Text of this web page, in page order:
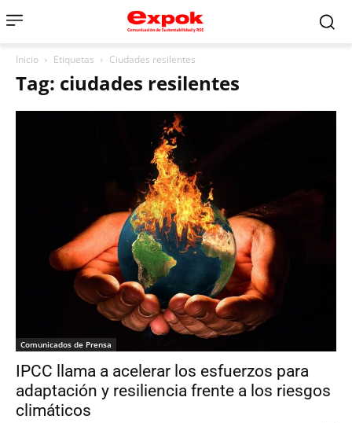
Inicio Etiquetas Ciudades resilentes
Tag: ciudades resilentes
Comunicados de Prensa
IPCC llama a acelerar los esfuerzos para
adaptación y resiliencia frente a los riesgos
climáticos